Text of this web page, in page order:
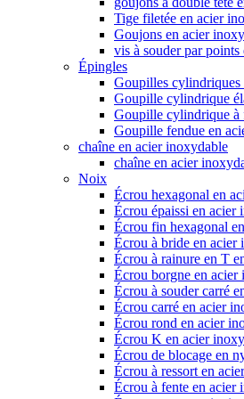
Tige filetée en acier
Goujons en acier
vis à souder par
Épingles
Goupilles
Goupille cylindrique
Goupille cylindrique à
Goupille fendue en
chaîne en acier inoxydable
chaîne en acier
Noix
Écrou hexagonal en
Écrou épaissi en acier
Écrou fin hexagonal
Écrou à bride en acier
Écrou à rainure en T
Écrou borgne en acier
Écrou à souder carré
Écrou carré en acier
Écrou rond en acier
Écrou K en acier
Écrou de blocage en
Écrou à ressort en
Écrou à fente en acier